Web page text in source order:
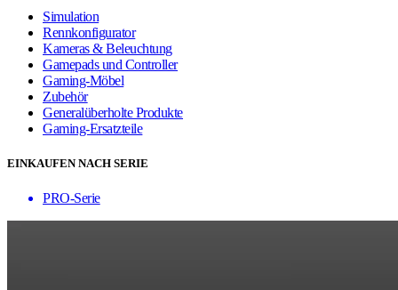
Simulation
Rennkonfigurator
Kameras & Beleuchtung
Gamepads und Controller
Gaming-Möbel
Zubehör
Generalüberholte Produkte
Gaming-Ersatzteile
EINKAUFEN NACH SERIE
PRO-Serie